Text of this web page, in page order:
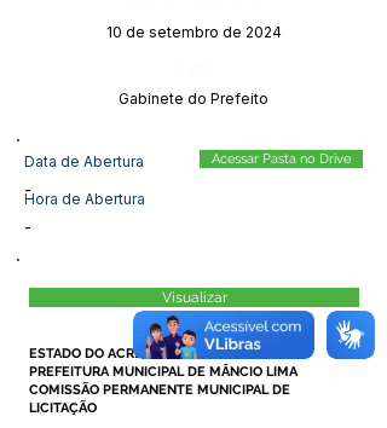
10 de setembro de 2024
Gabinete do Prefeito
Data de Abertura
-
Hora de Abertura
-
Acessar Pasta no Drive
Visualizar
ESTADO DO ACRE
PREFEITURA MUNICIPAL DE MÂNCIO LIMA
COMISSÃO PERMANENTE MUNICIPAL DE
LICITAÇÃO